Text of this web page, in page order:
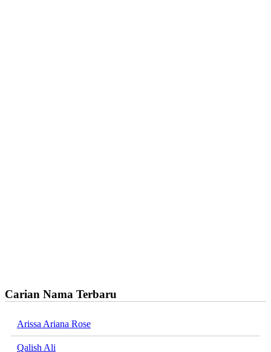
Carian Nama Terbaru
Arissa Ariana Rose
Qalish Ali